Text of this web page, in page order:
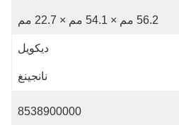
56.2 مم × 54.1 مم × 22.7 مم
ديكويل
نانجينغ
8538900000